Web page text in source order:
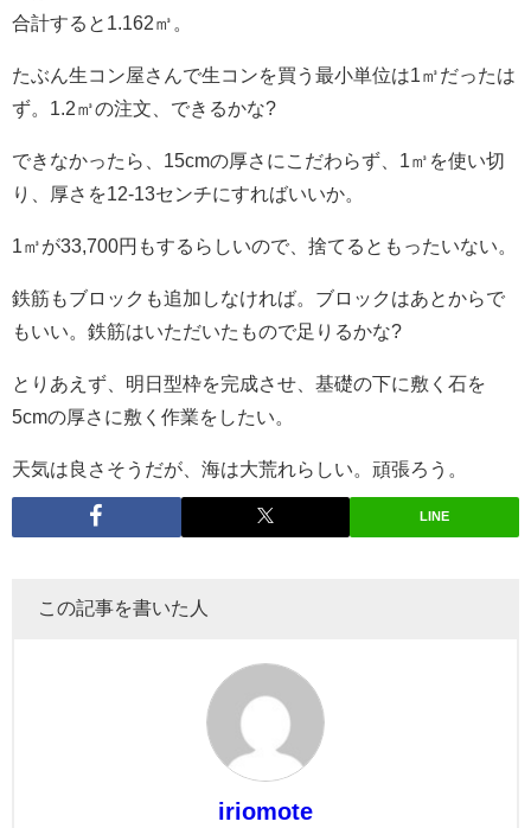
合計すると1.162㎥。
たぶん生コン屋さんで生コンを買う最小単位は1㎥だったは
ず。1.2㎥の注文、できるかな?
できなかったら、15cmの厚さにこだわらず、1㎥を使い切
り、厚さを12-13センチにすればいいか。
1㎥が33,700円もするらしいので、捨てるともったいない。
鉄筋もブロックも追加しなければ。ブロックはあとからで
もいい。鉄筋はいただいたもので足りるかな?
とりあえず、明日型枠を完成させ、基礎の下に敷く石を
5cmの厚さに敷く作業をしたい。
天気は良さそうだが、海は大荒れらしい。頑張ろう。
LINE
この記事を書いた人
iriomote